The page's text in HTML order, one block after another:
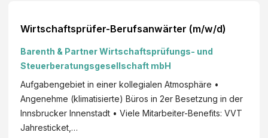
t
s
c
h
u
U
ve
rs
it
ät
In
n
Wirtschaftsprüfer-Berufsanwärter (m/w/d)
Barenth & Partner Wirtschaftsprüfungs- und
Steuerberatungsgesellschaft mbH
Aufgabengebiet in einer kollegialen Atmosphäre •
Angenehme (klimatisierte) Büros in 2er Besetzung in der
Innsbrucker Innenstadt • Viele Mitarbeiter-Benefits: VVT
Jahresticket,…